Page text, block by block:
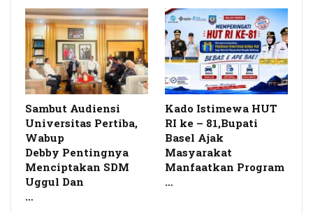
Sambut Audiensi
Universitas Pertiba,
Wabup
Debby Pentingnya
Menciptakan SDM
Uggul Dan
…
Kado Istimewa HUT
RI ke – 81,Bupati
Basel Ajak
Masyarakat
Manfaatkan Program
…